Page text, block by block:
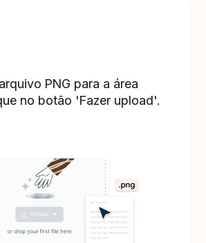
PNG para a área
no botão 'Fazer upload'.